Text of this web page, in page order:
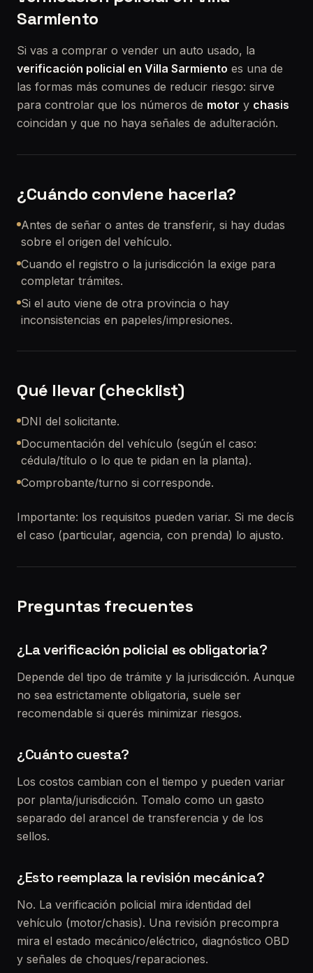
Sarmiento
Si vas a comprar o vender un auto usado, la
verificación policial en Villa Sarmiento es una de
las formas más comunes de reducir riesgo: sirve
para controlar que los números de motor y chasis
coincidan y que no haya señales de adulteración.
¿Cuándo conviene hacerla?
Antes de señar o antes de transferir, si hay dudas
sobre el origen del vehículo.
Cuando el registro o la jurisdicción la exige para
completar trámites.
Si el auto viene de otra provincia o hay
inconsistencias en papeles/impresiones.
Qué llevar (checklist)
DNI del solicitante.
Documentación del vehículo (según el caso:
cédula/título o lo que te pidan en la planta).
Comprobante/turno si corresponde.
Importante: los requisitos pueden variar. Si me decís
el caso (particular, agencia, con prenda) lo ajusto.
Preguntas frecuentes
¿La verificación policial es obligatoria?
Depende del tipo de trámite y la jurisdicción. Aunque
no sea estrictamente obligatoria, suele ser
recomendable si querés minimizar riesgos.
¿Cuánto cuesta?
Los costos cambian con el tiempo y pueden variar
por planta/jurisdicción. Tomalo como un gasto
separado del arancel de transferencia y de los
sellos.
¿Esto reemplaza la revisión mecánica?
No. La verificación policial mira identidad del
vehículo (motor/chasis). Una revisión precompra
mira el estado mecánico/eléctrico, diagnóstico OBD
y señales de choques/reparaciones.